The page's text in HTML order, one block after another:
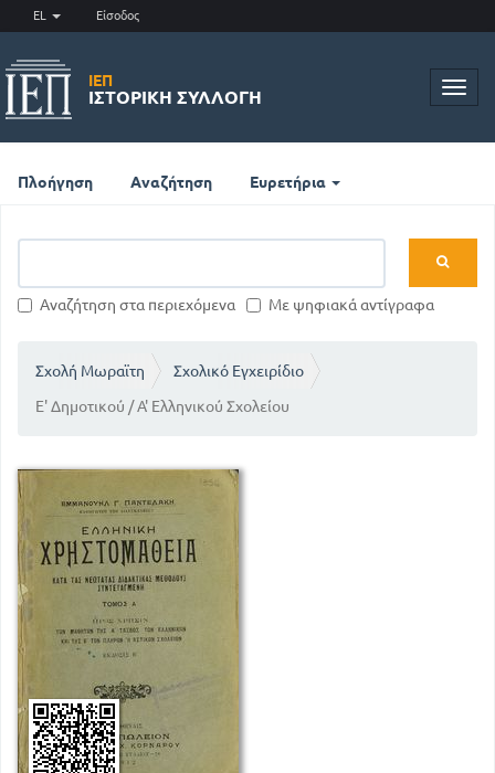
EL Είσοδος
ΙΕΠ
ΙΣΤΟΡΙΚΉ ΣΥΛΛΟΓΉ
Πλοήγηση Αναζήτηση Ευρετήρια
Αναζήτηση στα περιεχόμενα Με ψηφιακά αντίγραφα
Σχολή Μωραϊτη
Σχολικό Εγχειρίδιο
Ε' Δημοτικού / Α' Ελληνικού Σχολείου